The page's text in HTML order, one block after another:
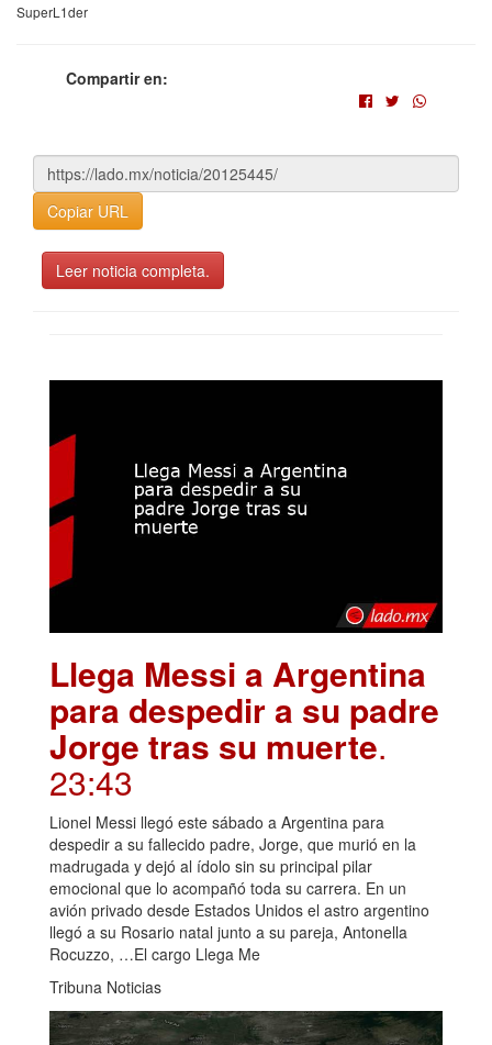
SuperL1der
Compartir en:
Copiar URL
Leer noticia completa.
Llega Messi a Argentina
para despedir a su padre
Jorge tras su muerte.
23:43
Lionel Messi llegó este sábado a Argentina para
despedir a su fallecido padre, Jorge, que murió en la
madrugada y dejó al ídolo sin su principal pilar
emocional que lo acompañó toda su carrera. En un
avión privado desde Estados Unidos el astro argentino
llegó a su Rosario natal junto a su pareja, Antonella
Rocuzzo, …El cargo Llega Me
Tribuna Noticias